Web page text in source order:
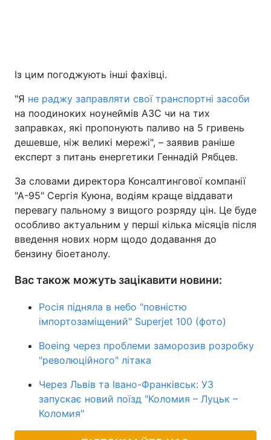
Із цим погоджують інші фахівці.
"Я не раджу заправляти свої транспортні засоби
на поодиноких ноунеймів АЗС чи на тих
заправках, які пропонують паливо на 5 гривень
дешевше, ніж великі мережі", – заявив раніше
експерт з питань енергетики Геннадій Рябцев.
За словами директора Консалтингової компанії
"А-95" Сергія Куюна, водіям краще віддавати
перевагу пальному з вищого розряду цін. Це буде
особливо актуальним у перші кілька місяців після
введення нових норм щодо додавання до
бензину біоетанолу.
Вас також можуть зацікавити новини:
Росія підняла в небо "повністю
імпортозаміщений"‎ Superjet 100 (фото)
Boeing через проблеми заморозив розробку
"революційного" літака
Через Львів та Івано-Франківськ: УЗ
запускає новий поїзд "Коломия – Луцьк –
Коломия"